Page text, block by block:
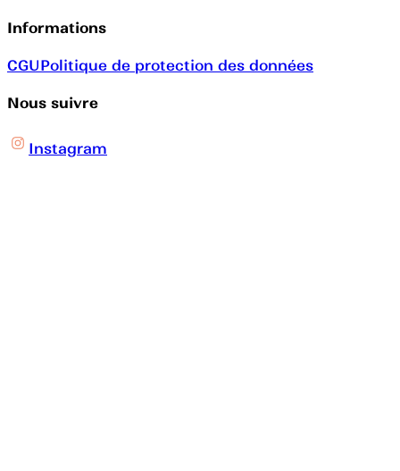
Informations
CGUPolitique de protection des données
Nous suivre
Instagram